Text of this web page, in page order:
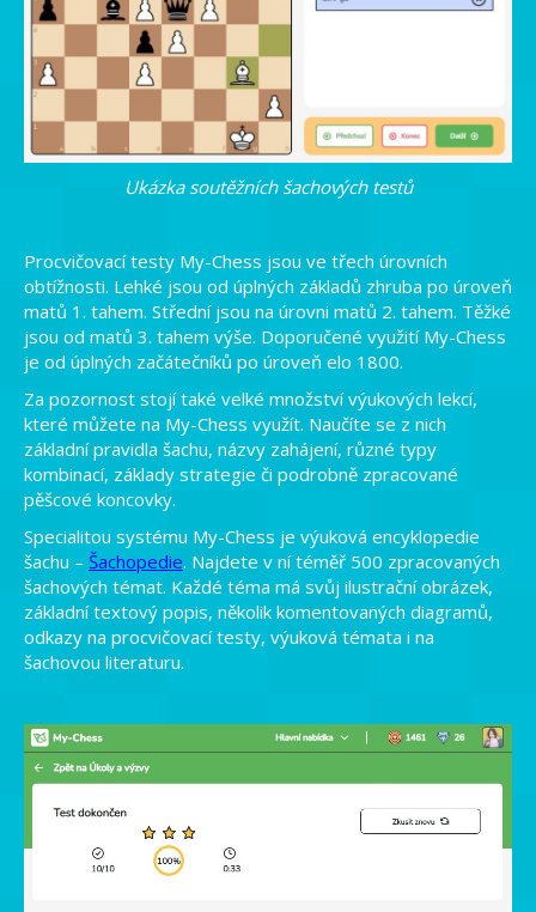
Ukázka soutěžních šachových testů
Procvičovací testy My-Chess jsou ve třech úrovních
obtížnosti. Lehké jsou od úplných základů zhruba po úroveň
matů 1. tahem. Střední jsou na úrovni matů 2. tahem. Těžké
jsou od matů 3. tahem výše. Doporučené využití My-Chess
je od úplných začátečníků po úroveň elo 1800.
Za pozornost stojí také velké množství výukových lekcí,
které můžete na My-Chess využít. Naučíte se z nich
základní pravidla šachu, názvy zahájení, různé typy
kombinací, základy strategie či podrobně zpracované
pěšcové koncovky.
Specialitou systému My-Chess je výuková encyklopedie
šachu – Šachopedie. Najdete v ní téměř 500 zpracovaných
šachových témat. Každé téma má svůj ilustrační obrázek,
základní textový popis, několik komentovaných diagramů,
odkazy na procvičovací testy, výuková témata i na
šachovou literaturu.